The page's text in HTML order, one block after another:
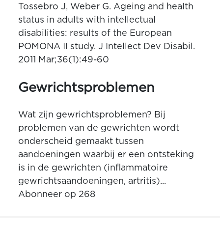
Tossebro J, Weber G. Ageing and health
status in adults with intellectual
disabilities: results of the European
POMONA II study. J Intellect Dev Disabil.
2011 Mar;36(1):49-60
Gewrichtsproblemen
Wat zijn gewrichtsproblemen? Bij
problemen van de gewrichten wordt
onderscheid gemaakt tussen
aandoeningen waarbij er een ontsteking
is in de gewrichten (inflammatoire
gewrichtsaandoeningen, artritis)...
Abonneer op 268